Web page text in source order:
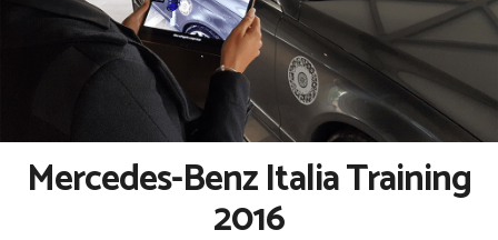
100% virtual
contatti
chi siamo
Mercedes-Benz Italia Training
2016